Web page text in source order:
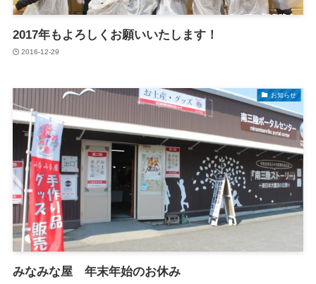
2017年もよろしくお願いいたします！
2016-12-29
お知らせ
みなみな屋 年末年始のお休み